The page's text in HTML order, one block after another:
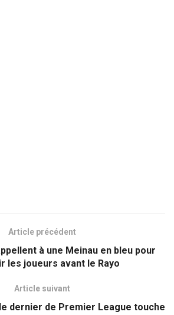
Article précédent
à une Meinau en bleu pour
les joueurs avant le Rayo
Article suivant
dernier de Premier League touche